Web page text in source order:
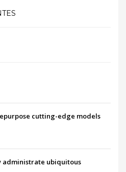
cutting-edge models
administrate ubiquitous